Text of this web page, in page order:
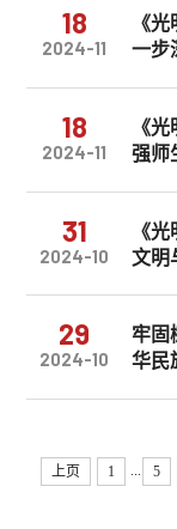
18
2024-11
《
一步
18
2024-11
《
强师
31
2024-10
《
文明
29
2024-10
牢固
华民
上页 1 ... 5